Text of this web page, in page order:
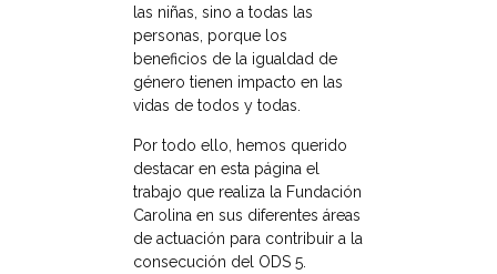
las niñas, sino a todas las
personas, porque los
beneficios de la igualdad de
género tienen impacto en las
vidas de todos y todas.
Por todo ello, hemos querido
destacar en esta página el
trabajo que realiza la Fundación
Carolina en sus diferentes áreas
de actuación para contribuir a la
consecución del ODS 5.